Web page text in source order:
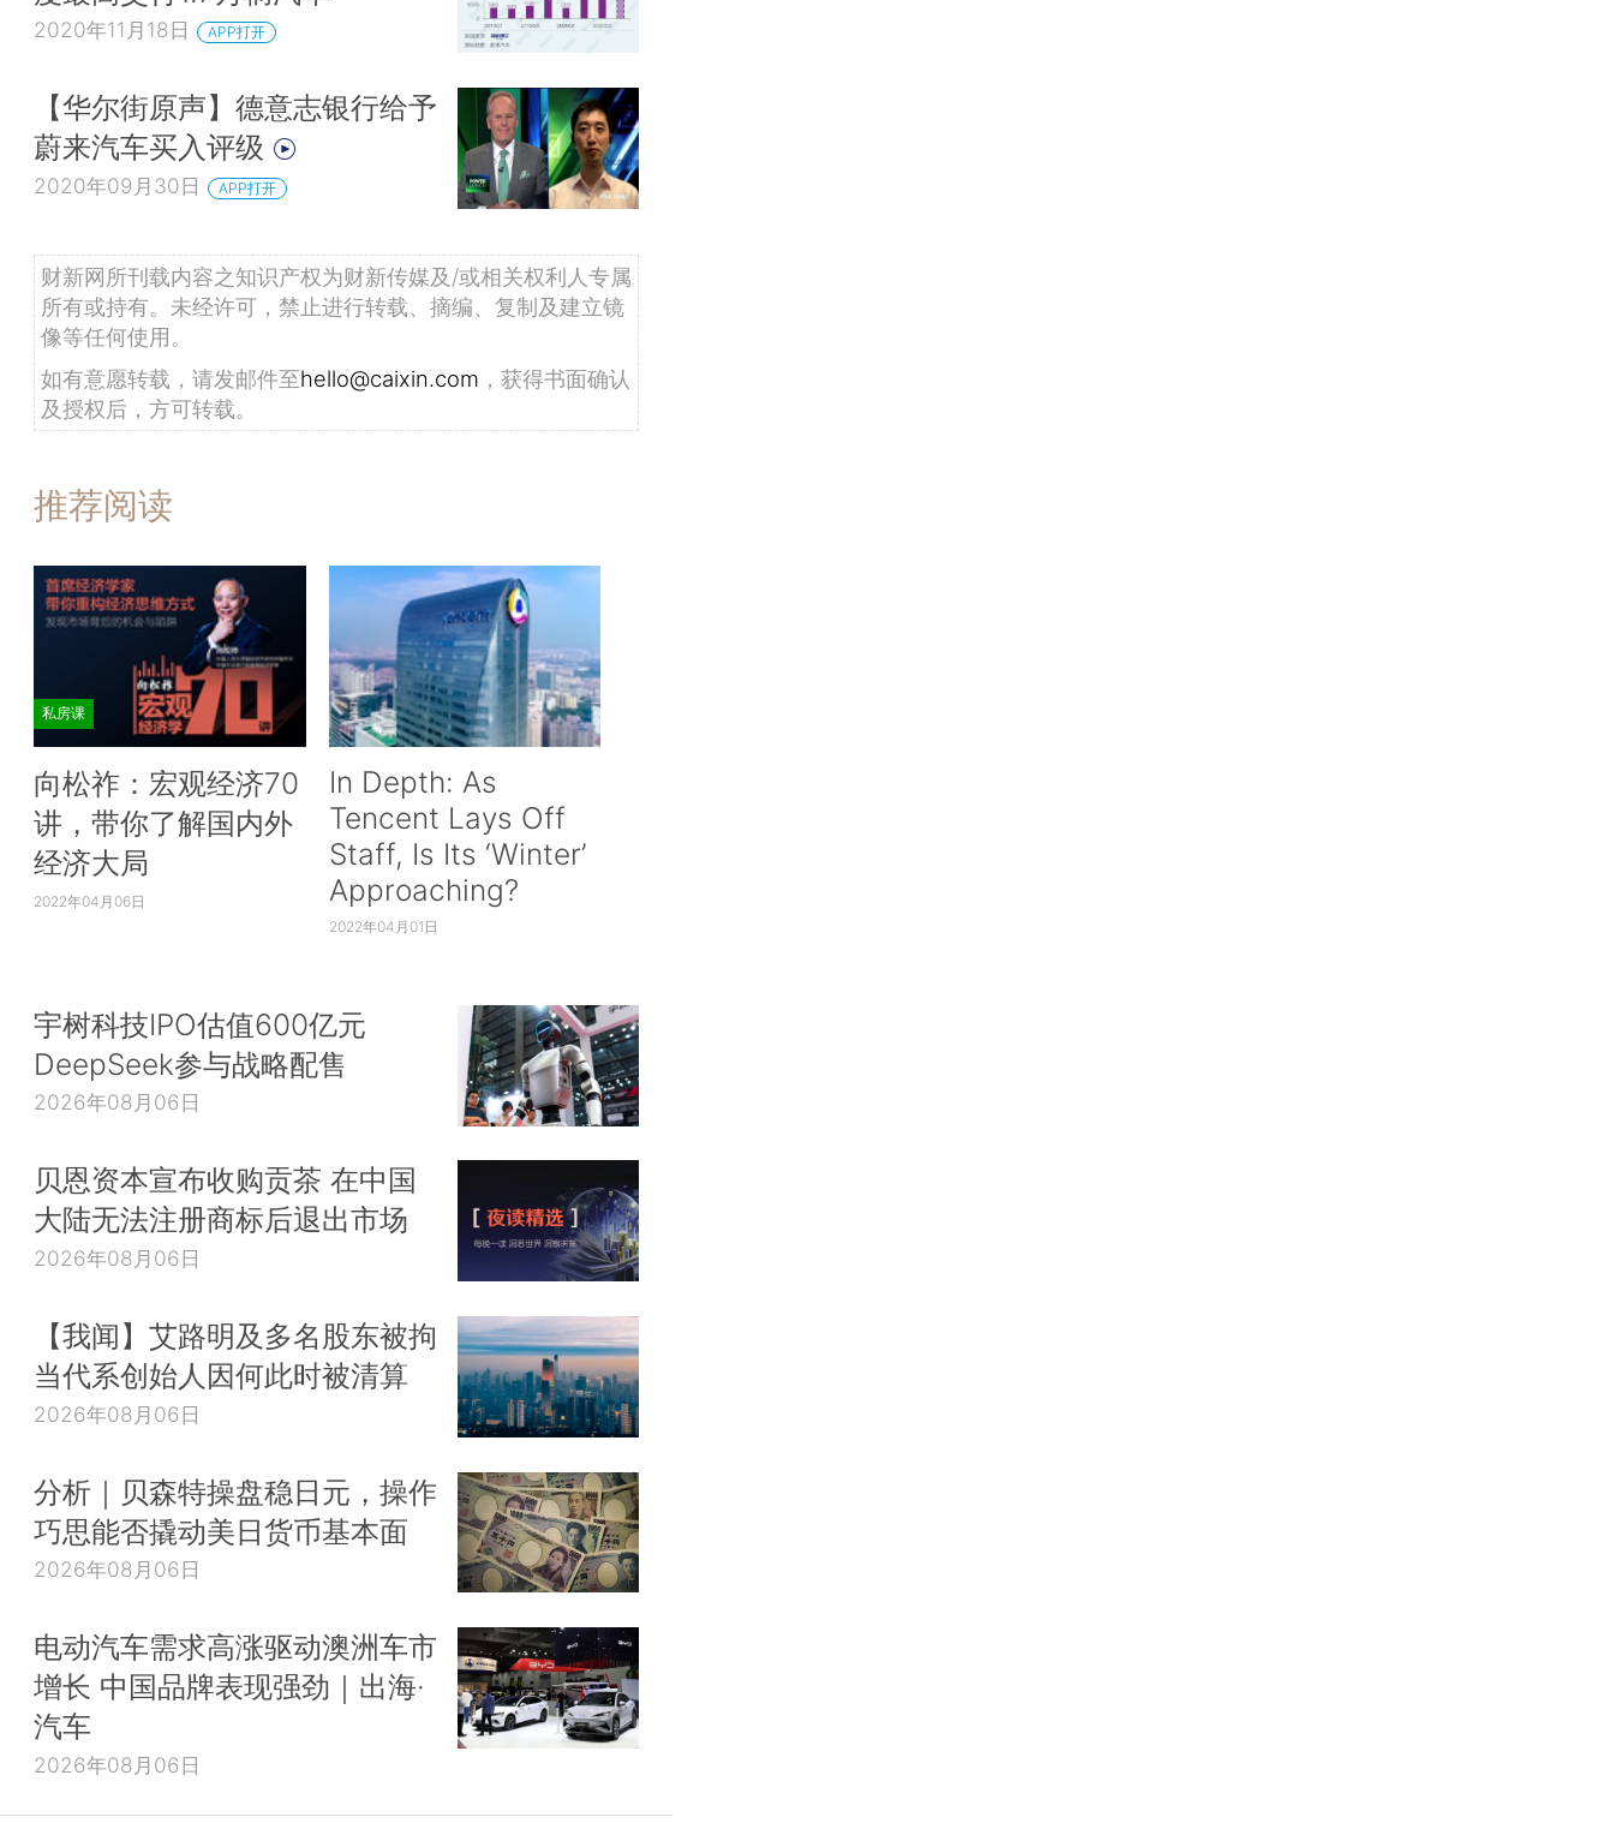
2020年11月18日 APP打开
【华尔街原声】德意志银行给予
蔚来汽车买入评级
2020年09月30日 APP打开
财新网所刊载内容之知识产权为财新传媒及/或相关权利人专属
所有或持有。未经许可，禁止进行转载、摘编、复制及建立镜
像等任何使用。
如有意愿转载，请发邮件至hello@caixin.com ，获得书面确认
及授权后，方可转载。
推荐阅读
私房课
向松祚：宏观经济70
讲，带你了解国内外
经济大局
2022年04月06日
In Depth: As
Tencent Lays Off
Staff, Is Its ‘Winter’
Approaching?
2022年04月01日
宇树科技IPO估值600亿元
DeepSeek参与战略配售
2026年08月06日
贝恩资本宣布收购贡茶 在中国
大陆无法注册商标后退出市场
2026年08月06日
【我闻】艾路明及多名股东被拘
当代系创始人因何此时被清算
2026年08月06日
分析｜贝森特操盘稳日元，操作
巧思能否撬动美日货币基本面
2026年08月06日
电动汽车需求高涨驱动澳洲车市
增长 中国品牌表现强劲｜出海·
汽车
2026年08月06日